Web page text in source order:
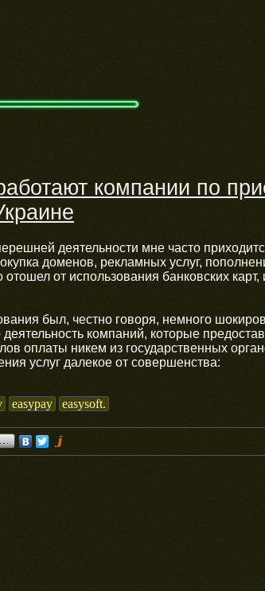
компании по
деятельности мне часто
доменов, рекламных услуг,
от использования банковских
был, честно говоря, немного
деятельность компаний, которые
оплаты никем из государственных
услуг далекое от совершенства:
easypay easysoft.